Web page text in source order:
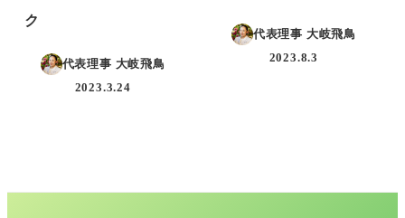
ク
代表理事 大岐飛鳥
2023.3.24
代表理事 大岐飛鳥
2023.8.3